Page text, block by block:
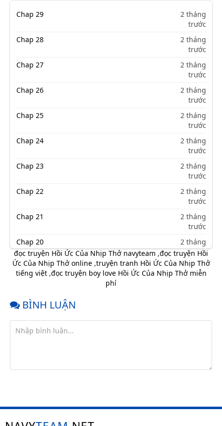
Chap 29
2 tháng
trước
Chap 28
2 tháng
trước
Chap 27
2 tháng
trước
Chap 26
2 tháng
trước
Chap 25
2 tháng
trước
Chap 24
2 tháng
trước
Chap 23
2 tháng
trước
Chap 22
2 tháng
trước
Chap 21
2 tháng
trước
Chap 20
2 tháng
trước
Chap 19
2 tháng
trước
Chap 15
2 tháng
đọc truyện Hồi Ức Của Nhịp Thở navyteam ,đọc truyện Hồi
Ức Của Nhịp Thở online,truyện tranh Hồi Ức Của Nhịp Thở
tiếng việt,đọc truyện boy love Hồi Ức Của Nhịp Thở miễn
phí
BÌNH LUẬN